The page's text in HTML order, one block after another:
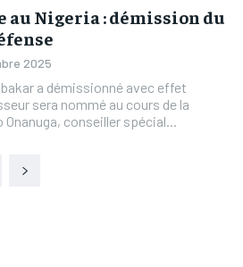
Nigeria : démission du
2025
a démissionné avec effet
sera nommé au cours de la
conseiller spécial...